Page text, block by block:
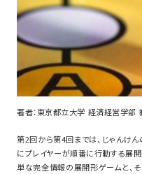
著者：東京都立大学 経済経営学
第2回から第4回までは、じゃんけ
にプレイヤーが順番に行動する展開
単な完全情報の展開形ゲームと、